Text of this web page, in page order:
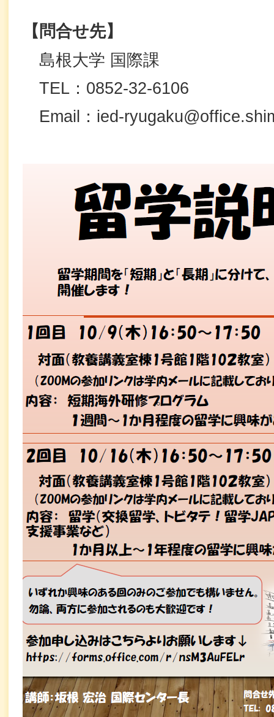
【 問合せ先】
島根大学 国際課
TEL：0852-32-6106
Email：ied-